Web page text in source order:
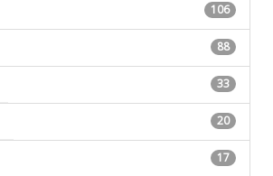
106
88
33
20
17